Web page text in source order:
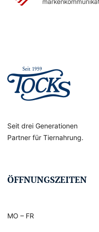
Seit drei Generationen
Partner für Tiernahrung.
ÖFFNUNGSZEITEN
MO – FR